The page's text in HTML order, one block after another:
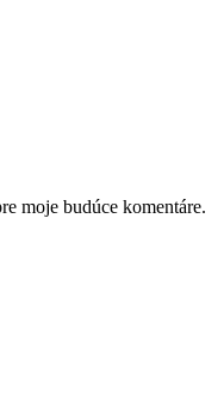
moje budúce komentáre.